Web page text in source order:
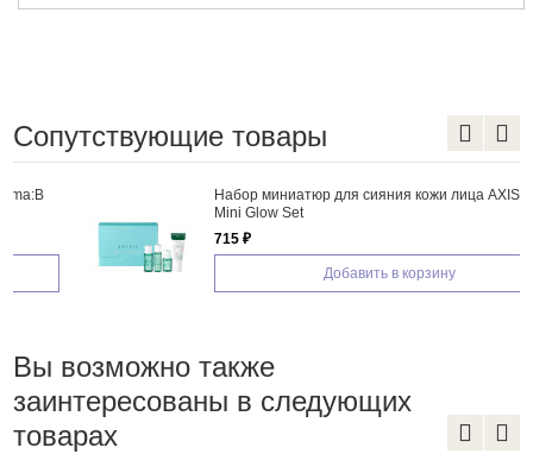
Сопутствующие товары
Набор миниатюр для сияния кожи лица AXIS-Y The
Mini Glow Set
715 ₽
Добавить в корзину
Вы возможно также
заинтересованы в следующих
товарах